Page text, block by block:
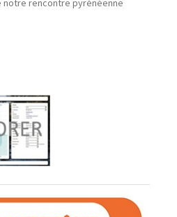
rencontre pyrénéenne